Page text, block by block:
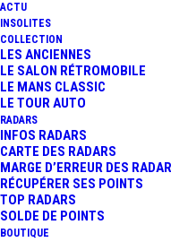
ACTU
INSOLITES
COLLECTION
LES ANCIENNES
LE SALON RÉTROMOBILE
LE MANS CLASSIC
LE TOUR AUTO
RADARS
INFOS RADARS
CARTE DES RADARS
MARGE D’ERREUR DES
RÉCUPÉRER SES POINTS
TOP RADARS
SOLDE DE POINTS
BOUTIQUE
WRC -
OGIER
FACE À
4